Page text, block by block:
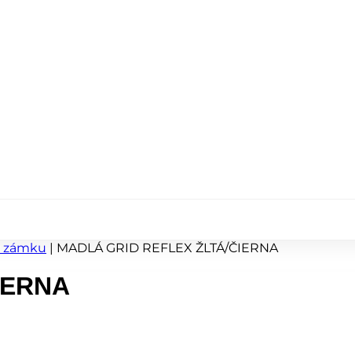
zámku | MADLÁ GRID REFLEX ŽLTÁ/ČIERNA